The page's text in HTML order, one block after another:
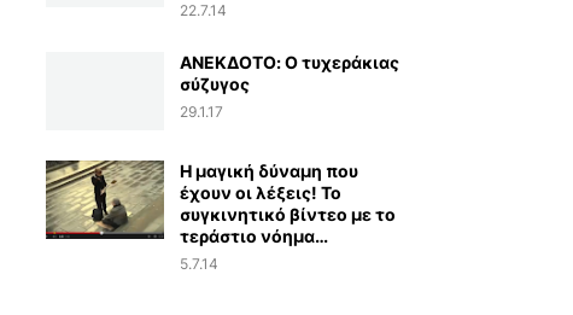
22.7.14
ΑΝΕΚΔΟΤΟ: Ο τυχεράκιας
σύζυγος
29.1.17
Η μαγική δύναμη που
έχουν οι λέξεις! Το
συγκινητικό βίντεο με το
τεράστιο νόημα…
5.7.14